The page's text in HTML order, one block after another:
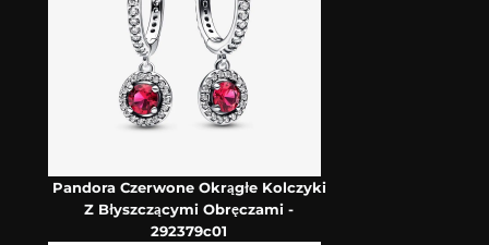
Pandora Czerwone Okrągłe Kolczyki
Z Błyszczącymi Obręczami -
292379c01